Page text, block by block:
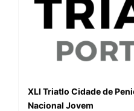
XLI Triatlo Cidade de
Nacional Jovem